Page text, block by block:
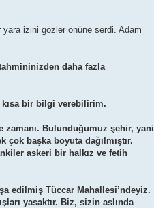
yara izini gözler önüne serdi. Adam
daha fazla
kısa bir bilgi verebilirim.
zamanı. Bulunduğumuz şehir, yani
başka boyuta dağılmıştır.
askeri bir halkız ve fetih
edilmiş Tüccar Mahallesi’ndeyiz.
yasaktır. Biz, sizin aslında